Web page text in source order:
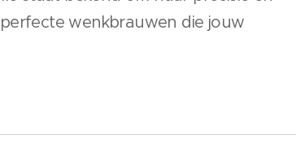
wenkbrauwen die jouw